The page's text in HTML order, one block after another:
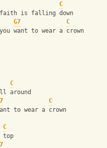
C
faith is falling down
G7
C
want to wear a crown
C
around
C
to wear a crown
C
top